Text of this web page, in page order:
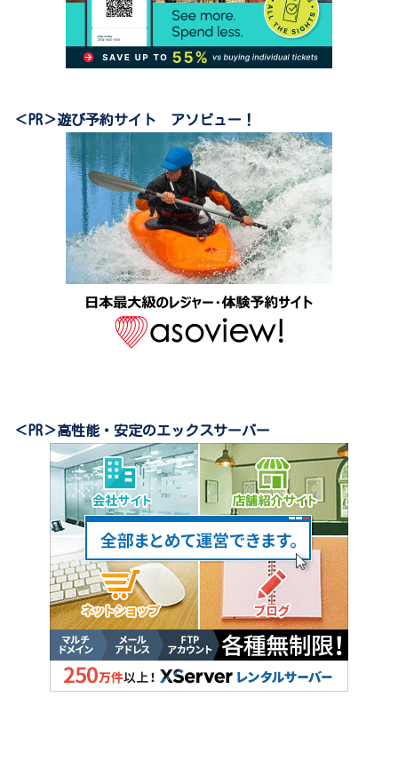
＜PR＞遊び予約サイト アソビュー！
＜PR＞高性能・安定のエックスサーバー